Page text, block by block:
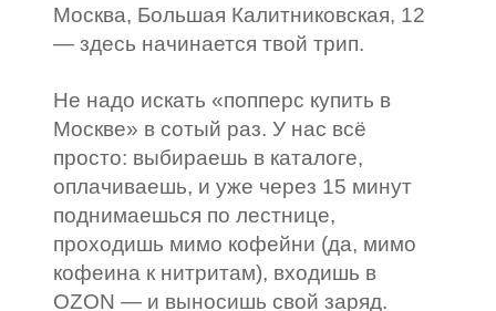
Москва, Большая Калитниковская, 12
— здесь начинается твой трип.
Не надо искать «попперс купить в
Москве» в сотый раз. У нас всё
просто: выбираешь в каталоге,
оплачиваешь, и уже через 15 минут
поднимаешься по лестнице,
проходишь мимо кофейни (да, мимо
кофеина к нитритам), входишь в
OZON — и выносишь свой заряд.